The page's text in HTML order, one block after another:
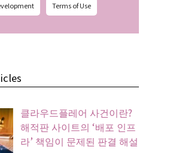
Terms of Use
클라우드플레어 사건이란?
해적판 사이트의 ‘배포 인프
라’ 책임이 문제된 판결 해설